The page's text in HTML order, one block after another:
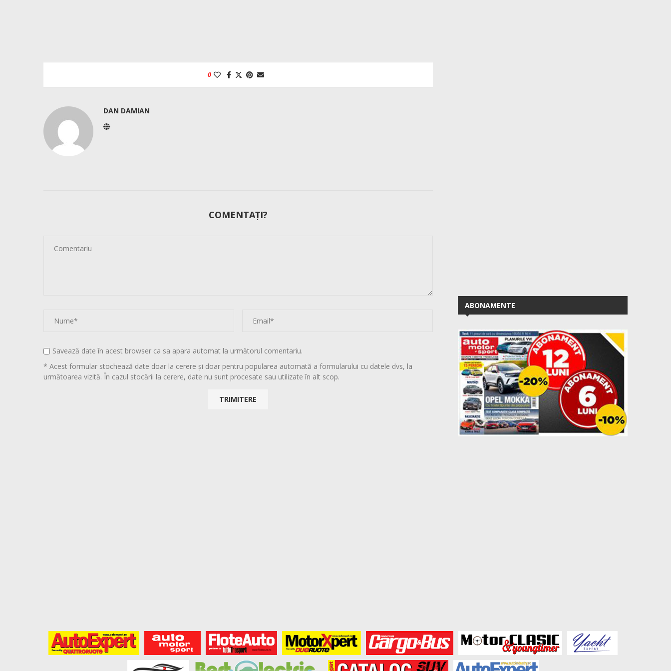
0
DAN DAMIAN
COMENTAȚI?
Savează date în acest browser ca sa apara automat la următorul comentariu.
* Acest formular stochează date doar la cerere și doar pentru popularea automată a formularului cu datele dvs, la
următoarea vizită. În cazul stocării la cerere, date nu sunt procesate sau utilizate în alt scop.
ABONAMENTE